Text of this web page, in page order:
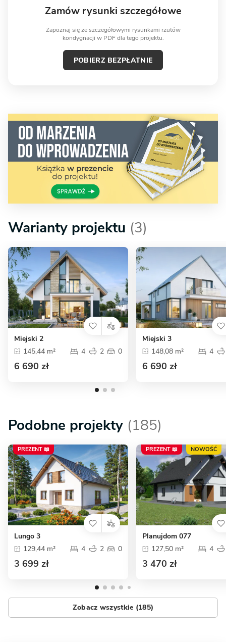
Zamów rysunki szczegółowe
Zapoznaj się ze szczegółowymi rysunkami rzutów
kondygnacji w PDF dla tego projektu.
POBIERZ BEZPŁATNIE
Warianty projektu (3)
Miejski 2
145,44 m²
4 2 0
6 690 zł
Miejski 3
148,08 m²
4
6 690 zł
Podobne projekty (185)
PREZENT 📖
Lungo 3
129,44 m²
4 2 0
3 699 zł
PREZENT 📖 NOWOŚĆ
Planujdom 077
127,50 m²
4
3 470 zł
Zobacz wszystkie (185)